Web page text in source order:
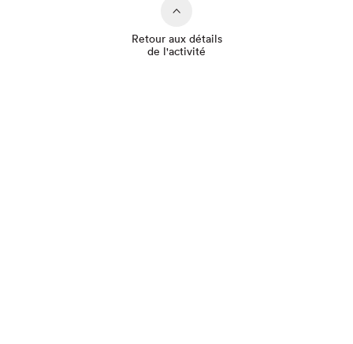
Retour aux détails
de l'activité